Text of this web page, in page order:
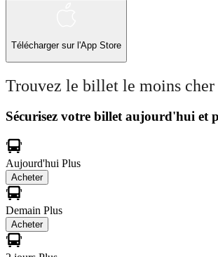
Télécharger sur l'App Store
Trouvez le billet le moins
Sécurisez votre billet aujourd'hui et
Aujourd'hui Plus
Acheter
Demain Plus
Acheter